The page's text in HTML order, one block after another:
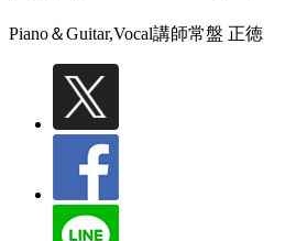
Piano＆Guitar,Vocal講師常盤 正徳